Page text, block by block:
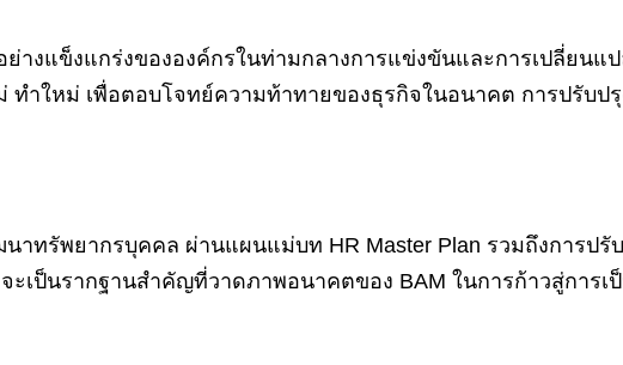
ย่างแข็งแกร่งขององค์กรในท่ามกลางการแข่งขันและการเปลี่ยน
ำใหม่ เพื่อตอบโจทย์ความท้าทายของธุรกิจในอนาคต การปรับป
าทรัพยากรบุคคล ผ่านแผนแม่บท HR Master Plan รวมถึงการป
เป็นรากฐานสำคัญที่วาดภาพอนาคตของ BAM ในการก้าวสู่การเป็